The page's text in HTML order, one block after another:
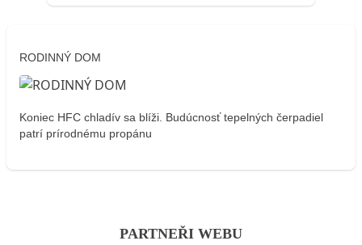
RODINNÝ DOM
Koniec HFC chladív sa blíži. Budúcnosť tepelných čerpadiel
patrí prírodnému propánu
PARTNEŘI WEBU